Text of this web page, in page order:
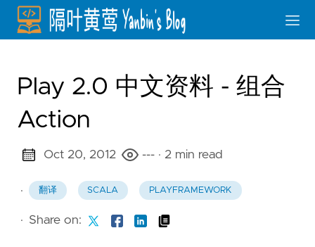
Play 2.0 中文资料 - 组合
Action
Oct 20, 2012 --- · 2 min read
· 翻译 SCALA PLAYFRAMEWORK
· Share on: